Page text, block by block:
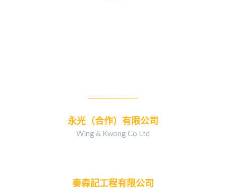
永光（合作）有限公司
Wing & Kwong Co Ltd
秦森記工程有限公司